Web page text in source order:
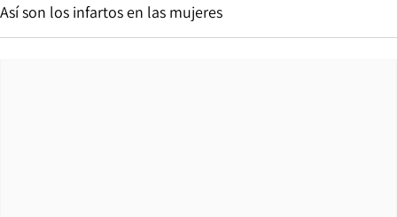
Así son los infartos en las mujeres